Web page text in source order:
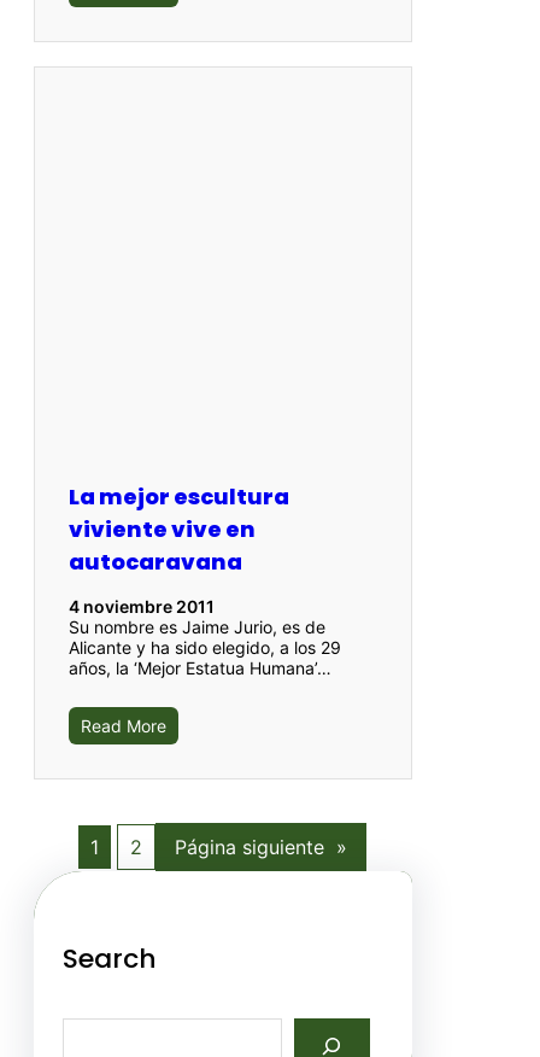
La mejor escultura
viviente vive en
autocaravana
4 noviembre 2011
Su nombre es Jaime Jurio, es de
Alicante y ha sido elegido, a los 29
años, la ‘Mejor Estatua Humana’…
Read More
1 2 Página siguiente »
Search